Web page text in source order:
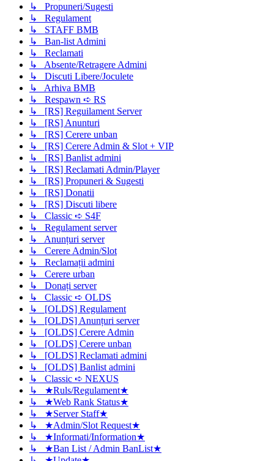
↳ Propuneri/Sugesti
↳ Regulament
↳ STAFF BMB
↳ Ban-list Admini
↳ Reclamati
↳ Absente/Retragere Admini
↳ Discuti Libere/Joculete
↳ Arhiva BMB
↳ Respawn ➪ RS
↳ [RS] Reguilament Server
↳ [RS] Anunturi
↳ [RS] Cerere unban
↳ [RS] Cerere Admin & Slot + VIP
↳ [RS] Banlist admini
↳ [RS] Reclamati Admin/Player
↳ [RS] Propuneri & Sugesti
↳ [RS] Donatii
↳ [RS] Discuti libere
↳ Classic ➪ S4F
↳ Regulament server
↳ Anunțuri server
↳ Cerere Admin/Slot
↳ Reclamații admini
↳ Cerere urban
↳ Donați server
↳ Classic ➪ OLDS
↳ [OLDS] Regulament
↳ [OLDS] Anunțuri server
↳ [OLDS] Cerere Admin
↳ [OLDS] Cerere unban
↳ [OLDS] Reclamati admini
↳ [OLDS] Banlist admini
↳ Classic ➪ NEXUS
↳ ★Ruls/Regulament★
↳ ★Web Rank Status★
↳ ★Server Staff★
↳ ★Admin/Slot Request★
↳ ★Informati/Information★
↳ ★Ban List / Admin BanList★